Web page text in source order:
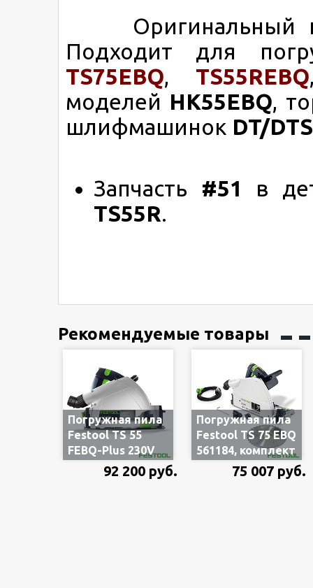
Оригинальный
Подходит для
TS75EBQ, TS55REBQ
моделей HK55EBQ,
шлифмашинок DT/
Запчасть #51
в
TS55R.
Рекомендуемые товары
Погружная пила
Festool TS 55
FEBQ-Plus 230V
561551/576703 в
92 200 руб.
Погружная пила
Festool TS 75 EBQ
561184, комплект
без шины-
направляющей,
75 007 руб.